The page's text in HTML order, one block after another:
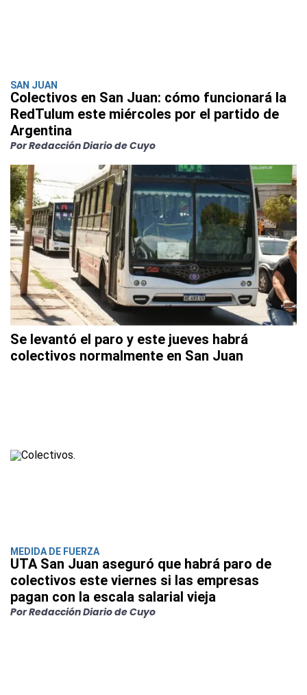
SAN JUAN
Colectivos en San Juan: cómo funcionará la
RedTulum este miércoles por el partido de
Argentina
Por Redacción Diario de Cuyo
Se levantó el paro y este jueves habrá
colectivos normalmente en San Juan
MEDIDA DE FUERZA
UTA San Juan aseguró que habrá paro de
colectivos este viernes si las empresas
pagan con la escala salarial vieja
Por Redacción Diario de Cuyo